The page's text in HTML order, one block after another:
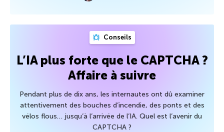
Conseils
L’IA plus forte que le CAPTCHA ?
Affaire à suivre
Pendant plus de dix ans, les internautes ont dû examiner
attentivement des bouches d’incendie, des ponts et des
vélos flous… jusqu’à l’arrivée de l’IA. Quel est l’avenir du
CAPTCHA ?